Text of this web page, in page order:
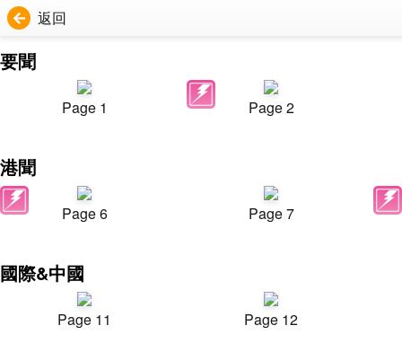
返回
要聞
Page 1 Page 2
港聞
Page 6 Page 7
國際&中國
Page 11 Page 12